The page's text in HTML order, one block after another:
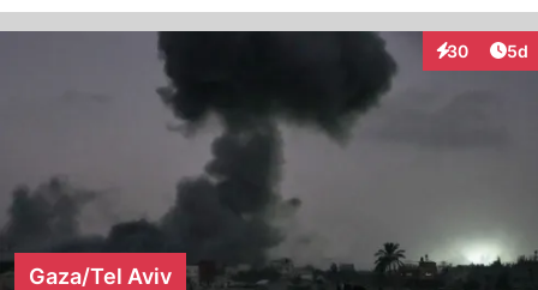
30
Interaktionen
5d
Gaza/Tel Aviv